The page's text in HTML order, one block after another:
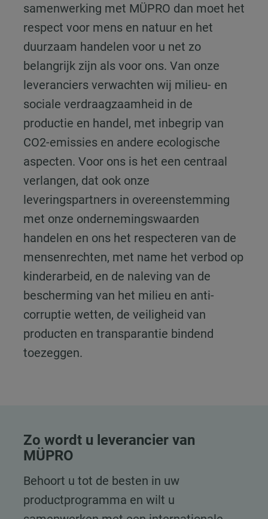
samenwerking met MÜPRO dan moet het
respect voor mens en natuur en het
duurzaam handelen voor u net zo
belangrijk zijn als voor ons. Van onze
leveranciers verwachten wij milieu- en
sociale verdraagzaamheid in de
productie en handel, met inbegrip van
CO2-emissies en andere ecologische
aspecten. Voor ons is het een centraal
verlangen, dat ook onze
leveringspartners in overeenstemming
met onze ondernemingswaarden
handelen en ons het respecteren van de
mensenrechten, met name het verbod op
kinderarbeid, en de naleving van de
bescherming van het milieu en anti-
corruptie wetten, de veiligheid van
producten en transparantie bindend
toezeggen.
Zo wordt u leverancier van
MÜPRO
Behoort u tot de besten in uw
productprogramma en wilt u